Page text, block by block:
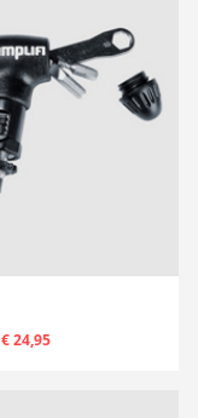
€ 24,95